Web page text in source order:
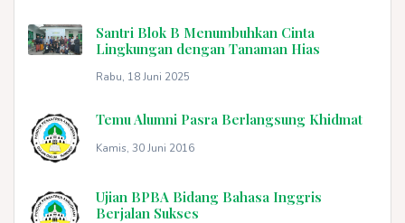
Santri Blok B Menumbuhkan Cinta
Lingkungan dengan Tanaman Hias
Rabu, 18 Juni 2025
Temu Alumni Pasra Berlangsung Khidmat
Kamis, 30 Juni 2016
Ujian BPBA Bidang Bahasa Inggris
Berjalan Sukses